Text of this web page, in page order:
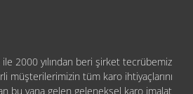
2000 yılından beri şirket tecrübemiz
müşterilerimizin tüm karo ihtiyaçlarını
bu yana gelen geleneksel karo imalat